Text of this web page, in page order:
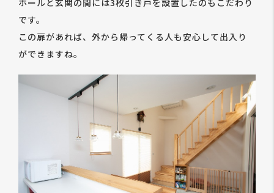
です。
この扉があれば、外から帰ってくる人も安心して出入り
ができますね。